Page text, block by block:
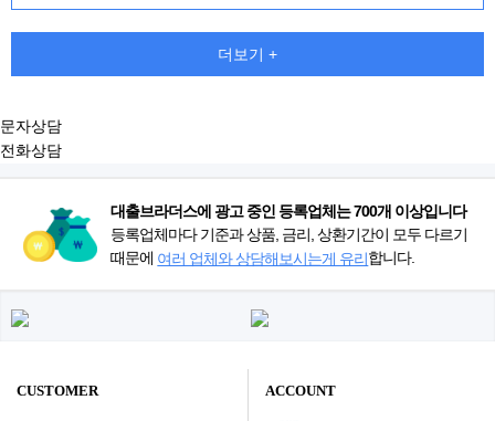
더보기 +
문자상담
전화상담
대출브라더스에 광고 중인 등록업체는 700개 이상입니다
등록업체마다 기준과 상품, 금리, 상환기간이 모두 다르기
때문에 여러 업체와 상담해보시는게 유리합니다.
CUSTOMER ACCOUNT